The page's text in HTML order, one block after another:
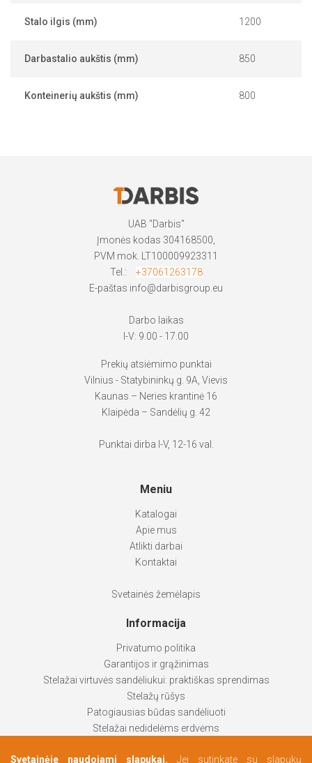
Stalo ilgis (mm) 1200
Darbastalio aukštis (mm) 850
Konteinerių aukštis (mm) 800
UAB "Darbis"
Įmonės kodas 304168500,
PVM mok. LT100009923311
Tel.:
+37061263178
E-paštas info@darbisgroup.eu
Darbo laikas
I-V: 9.00 - 17.00
Prekių atsiėmimo punktai
Vilnius - Statybininkų g. 9A, Vievis
Kaunas – Neries krantinė 16
Klaipėda – Sandėlių g. 42
Punktai dirba I-V, 12-16 val.
Meniu
Katalogai
Apie mus
Atlikti darbai
Kontaktai
Svetainės žemėlapis
Informacija
Privatumo politika
Garantijos ir grąžinimas
Stelažai virtuvės sandėliukui: praktiškas sprendimas
Stelažų rūšys
Patogiausias būdas sandėliuoti
Stelažai nedidelėms erdvėms
Kaip pasirinkti labiausiai tinkantį produktą
Svetainėje naudojami slapukai. Jei sutinkate su slapukų